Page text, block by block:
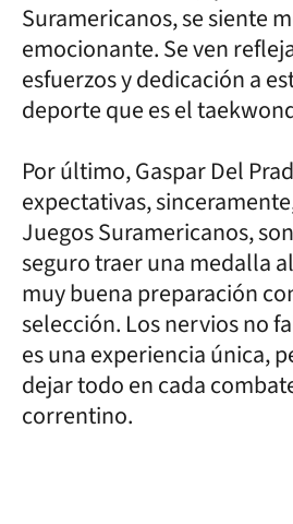
Suramericanos, se siente
emocionante. Se ven
esfuerzos y dedicación a
deporte que es el
Por último, Gaspar Del
expectativas,
Juegos Suramericanos,
seguro traer una medalla
muy buena preparación
selección. Los nervios no
es una experiencia única,
dejar todo en cada
correntino.